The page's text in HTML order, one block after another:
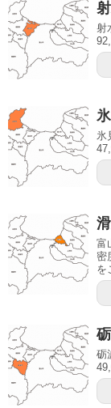
射
氷
富
密
を
砺